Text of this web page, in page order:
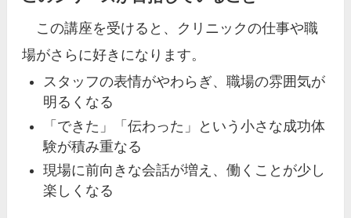
この講座を受けると、クリニックの仕事や職
場がさらに好きになります。
スタッフの表情がやわらぎ、職場の雰囲気が
明るくなる
「できた」「伝わった」という小さな成功体
験が積み重なる
現場に前向きな会話が増え、働くことが少し
楽しくなる